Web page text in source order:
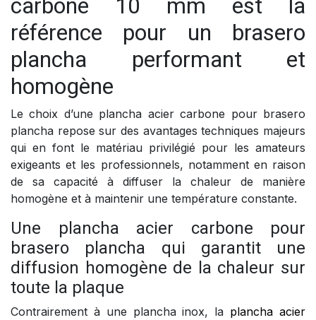
carbone 10 mm est la
référence pour un brasero
plancha performant et
homogène
Le choix d’une plancha acier carbone pour brasero
plancha repose sur des avantages techniques majeurs
qui en font le matériau privilégié pour les amateurs
exigeants et les professionnels, notamment en raison
de sa capacité à diffuser la chaleur de manière
homogène et à maintenir une température constante.
Une plancha acier carbone pour
brasero plancha qui garantit une
diffusion homogène de la chaleur sur
toute la plaque
Contrairement à une plancha inox, la plancha acier